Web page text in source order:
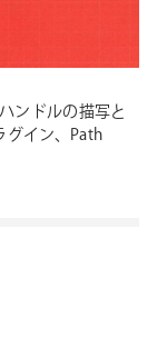
ンドルの描写と
グイン、Path